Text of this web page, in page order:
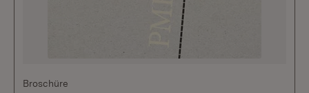
Broschüre